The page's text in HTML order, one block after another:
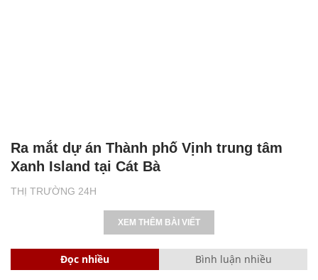
THỊ TRƯỜNG 24H
Ra mắt dự án Thành phố Vịnh trung tâm
Xanh Island tại Cát Bà
XEM THÊM BÀI VIẾT
Đọc nhiều Bình luận nhiều